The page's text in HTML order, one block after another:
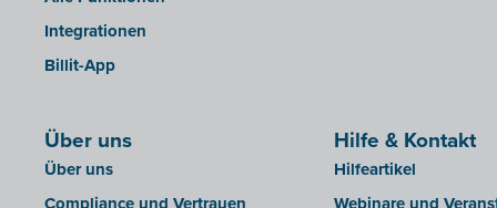
Integrationen
Billit-App
Über uns
Über uns
Hilfe & Kontakt
Hilfeartikel